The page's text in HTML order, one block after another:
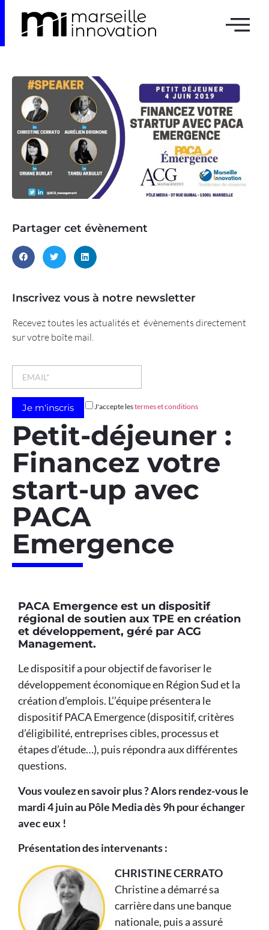
Partager cet évènement
Inscrivez vous à notre newsletter
Recevez toutes les actualités et évènements directement
sur votre boîte mail.
J'accepte lestermes et conditions
Petit-déjeuner :
Financez votre
start-up avec
PACA
Emergence
PACA Emergence est un dispositif
régional de soutien aux TPE en création
et développement, géré par ACG
Management.
Le dispositif a pour objectif de favoriser le
développement économique en Région Sud et la
création d’emplois. L’’équipe présentera le
dispositif PACA Emergence (dispositif, critères
d’éligibilité, entreprises cibles, processus et
étapes d’étude…), puis répondra aux différentes
questions.
Vous voulez en savoir plus ? Alors rendez-vous le
mardi 4 juin au Pôle Media dès 9h pour échanger
avec eux !
Présentation des intervenants :
CHRISTINE CERRATO
Christine a démarré sa
carrière dans une banque
nationale, puis a assuré